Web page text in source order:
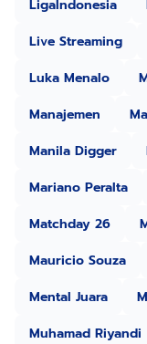
LigaIndonesia
Live Streaming
Luka Menalo
Manajemen
Manila Digger
Mariano Peralta
Matchday 26
Mauricio Souza
Mental Juara
Muhamad Riyandi